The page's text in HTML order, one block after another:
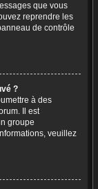
que vous
reprendre les
de contrôle
?
à des
Il est
groupe
veuillez